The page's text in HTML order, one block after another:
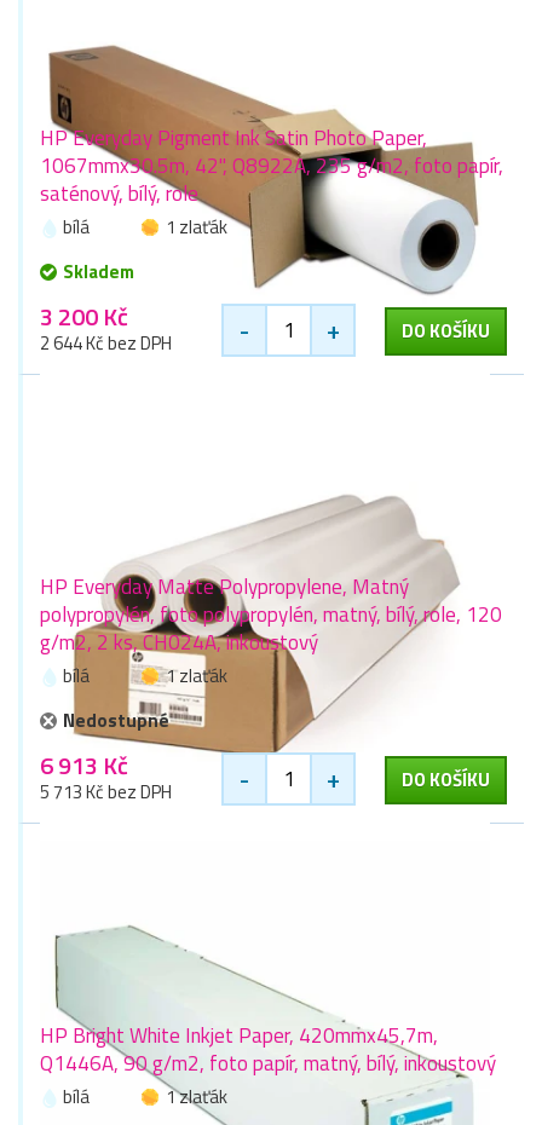
HP Everyday Pigment Ink Satin Photo Paper,
1067mmx30.5m, 42", Q8922A, 235 g/m2, foto papír,
saténový, bílý, role
bílá
1 zlaťák
Skladem
3 200 Kč
2 644 Kč bez DPH - + DO KOŠÍKU
HP Everyday Matte Polypropylene, Matný
polypropylén, foto polypropylén, matný, bílý, role, 120
g/m2, 2 ks, CH024A, inkoustový
bílá
1 zlaťák
Nedostupné
6 913 Kč
5 713 Kč bez DPH - + DO KOŠÍKU
HP Bright White Inkjet Paper, 420mmx45,7m,
Q1446A, 90 g/m2, foto papír, matný, bílý, inkoustový
bílá
1 zlaťák